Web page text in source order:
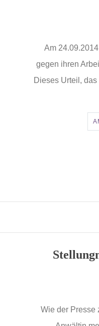
Am
gegen ihren
Dieses Urteil,
Wie der Presse